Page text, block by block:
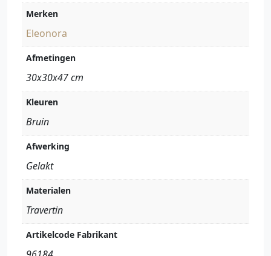
Merken
Eleonora
Afmetingen
30x30x47 cm
Kleuren
Bruin
Afwerking
Gelakt
Materialen
Travertin
Artikelcode Fabrikant